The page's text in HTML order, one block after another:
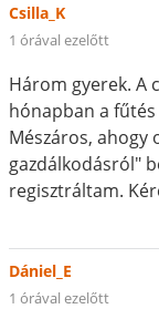
Csilla_K
1 órával ezelőtt
Három gyerek. A
hónapban a
Mészáros, ahogy
gazdálkodásról"
regisztráltam.
Dániel_E
1 órával ezelőtt